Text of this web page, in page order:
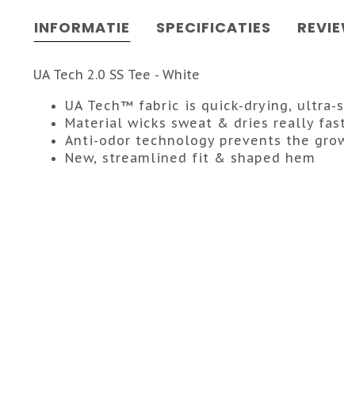
INFORMATIE SPECIFICATIES
UA Tech 2.0 SS Tee - White
UA Tech™ fabric is quick-drying,
Material wicks sweat & dries really
Anti-odor technology prevents the
New, streamlined fit & shaped hem